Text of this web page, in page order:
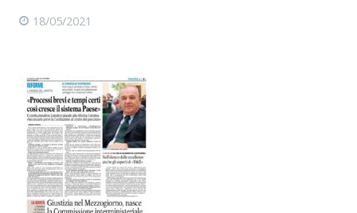
18/05/2021